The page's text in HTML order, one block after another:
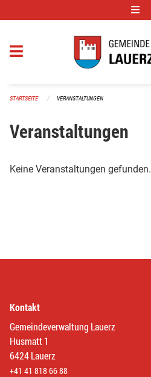
STARTSEITE VERANSTALTUNGEN
Veranstaltungen
Keine Veranstaltungen gefunden.
Kontakt
Gemeindeverwaltung Lauerz
Husmatt 1
6424 Lauerz
+41 41 818 66 88